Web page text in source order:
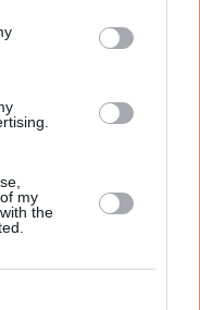
en este sitio web o
my
the